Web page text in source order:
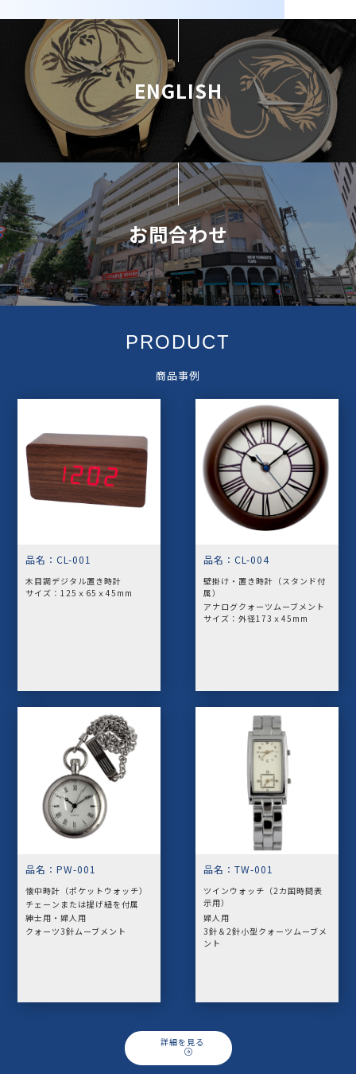
ENGLISH
お問合わせ
PRODUCT
商品事例
品名：CL-001
木目調デジタル置き時計
​​​​​​​サイズ：125ｘ65ｘ45mm
品名：CL-004
壁掛け・置き時計（スタンド付
属）
アナログクォーツムーブメント
​​​​​​​サイズ：外径173ｘ45mm
品名：PW-001
懐中時計（ポケットウォッチ）
チェーンまたは提げ紐を付属
紳士用・婦人用
クォーツ3針ムーブメント
品名：TW-001
ツインウォッチ（2カ国時間表
示用）
婦人用
3針＆2針小型クォーツムーブメ
ント
詳細を見る